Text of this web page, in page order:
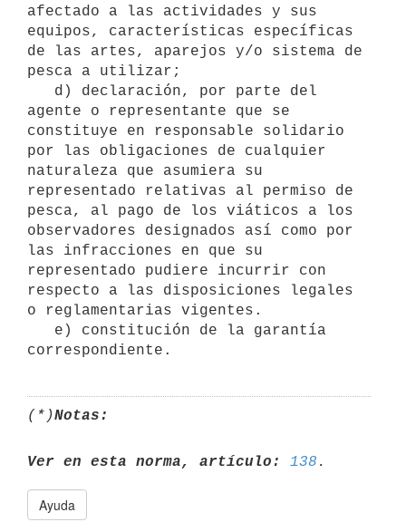
afectado a las actividades y sus
equipos, características específicas
de las artes, aparejos y/o sistema de
pesca a utilizar;
agente o representante que se
constituye en responsable solidario
por las obligaciones de cualquier
naturaleza que asumiera su
representado relativas al permiso de
pesca, al pago de los viáticos a los
observadores designados así como por
las infracciones en que su
representado pudiere incurrir con
respecto a las disposiciones legales
o reglamentarias vigentes.
(*)Notas:
Ver en esta norma, artículo: 138
Ayuda